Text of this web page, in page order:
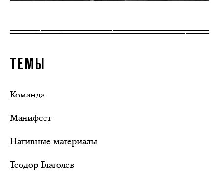
ТЕМЫ
Команда
Манифест
Нативные материалы
Теодор Глаголев